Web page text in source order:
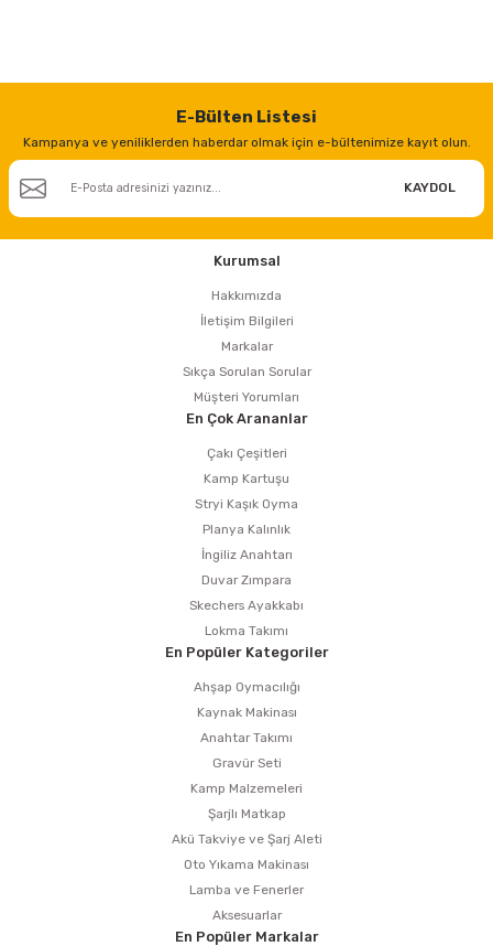
E-Bülten Listesi
Kampanya ve yeniliklerden haberdar olmak için e-bültenimize kayıt olun.
KAYDOL
Kurumsal
Hakkımızda
İletişim Bilgileri
Markalar
Sıkça Sorulan Sorular
Müşteri Yorumları
En Çok Arananlar
Çakı Çeşitleri
Kamp Kartuşu
Stryi Kaşık Oyma
Planya Kalınlık
İngiliz Anahtarı
Duvar Zımpara
Skechers Ayakkabı
Lokma Takımı
En Popüler Kategoriler
Ahşap Oymacılığı
Kaynak Makinası
Anahtar Takımı
Gravür Seti
Kamp Malzemeleri
Şarjlı Matkap
Akü Takviye ve Şarj Aleti
Oto Yıkama Makinası
Lamba ve Fenerler
Aksesuarlar
En Popüler Markalar